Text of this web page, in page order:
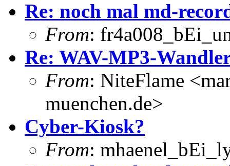
Re: noch mal md-
From:
Re: WAV-MP3-
From: NiteFlame
muenchen.de>
Cyber-Kiosk?
From: